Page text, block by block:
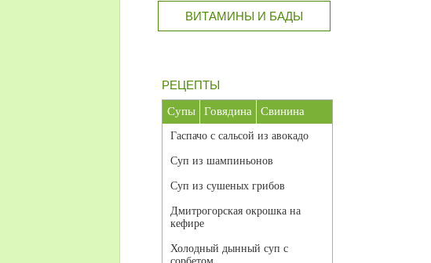
ВИТАМИНЫ И БАДЫ
РЕЦЕПТЫ
Супы Говядина Свинина
Гаспачо с сальсой из авокадо
Суп из шампиньонов
Суп из сушеных грибов
Дмитрогорская окрошка на
кефире
Холодный дынный суп с